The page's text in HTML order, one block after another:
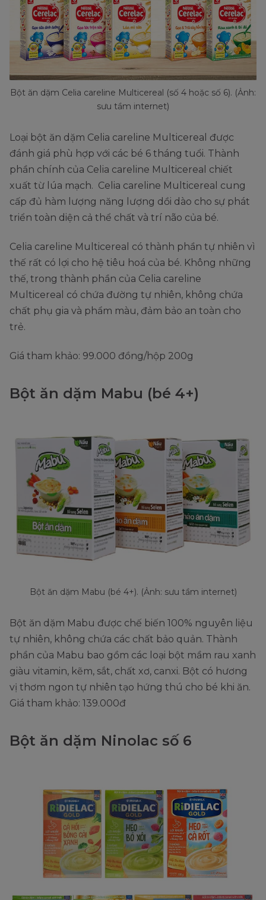
Bột ăn dặm Celia careline Multicereal (số 4 hoặc số 6). (Ảnh:
sưu tầm internet)
Loại bột ăn dặm Celia careline Multicereal được
đánh giá phù hợp với các bé 6 tháng tuổi. Thành
phần chính của Celia careline Multicereal chiết
xuất từ lúa mạch. Celia careline Multicereal cung
cấp đủ hàm lượng năng lượng dồi dào cho sự phát
triển toàn diện cả thể chất và trí não của bé.
Celia careline Multicereal có thành phần tự nhiên vì
thế rất có lợi cho hệ tiêu hoá của bé. Không những
thế, trong thành phần của Celia careline
Multicereal có chứa đường tự nhiên, không chứa
chất phụ gia và phẩm màu, đảm bảo an toàn cho
trẻ.
Giá tham khảo: 99.000 đồng/hộp 200g
Bột ăn dặm Mabu (bé 4+)
Bột ăn dặm Mabu (bé 4+). (Ảnh: sưu tầm internet)
Bột ăn dặm Mabu được chế biến 100% nguyên liệu
tự nhiên, không chứa các chất bảo quản. Thành
phần của Mabu bao gồm các loại bột mầm rau xanh
giàu vitamin, kẽm, sắt, chất xơ, canxi. Bột có hương
vị thơm ngon tự nhiên tạo hứng thú cho bé khi ăn.
Giá tham khảo: 139.000đ
Bột ăn dặm Ninolac số 6